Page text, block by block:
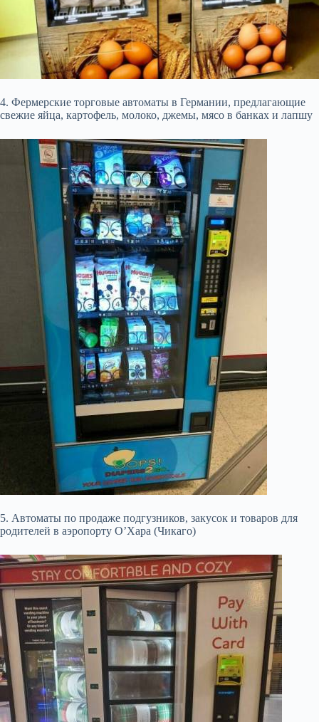
4. Фермерские торговые автоматы в Германии, предлагающие
свежие яйца, картофель, молоко, джемы, мясо в банках и лапшу
5. Автоматы по продаже подгузников, закусок и товаров для
родителей в аэропорту О’Хара (Чикаго)